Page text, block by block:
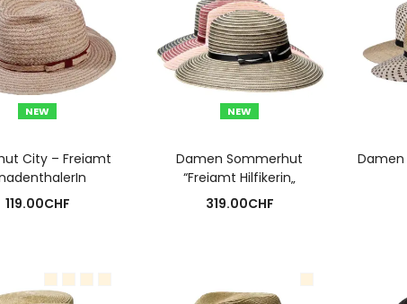
NEW
City – Freiamt
119.00CHF
NEW
Damen Sommerhut
“Freiamt Hilfikerin„
319.00CHF